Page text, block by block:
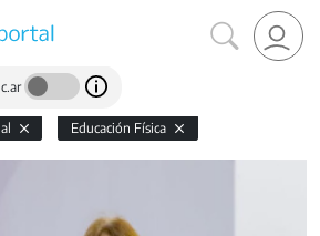
Educación Física